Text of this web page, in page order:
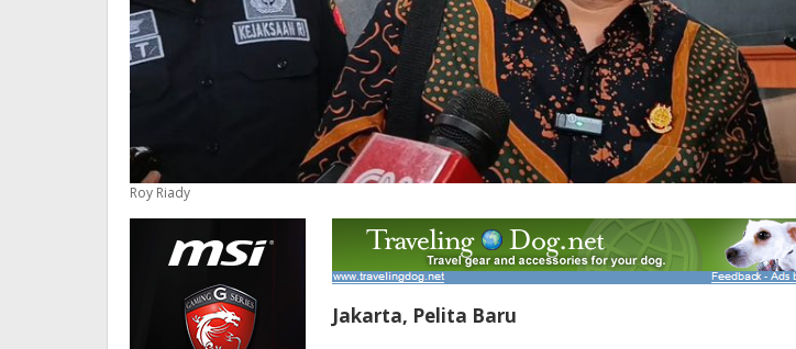
Roy Riady
Jakarta, Pelita Baru